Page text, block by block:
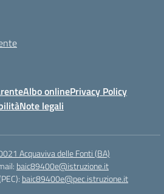
Albo onlinePrivacy Policy
Note legali
Acquaviva delle Fonti (BA)
baic89400e@istruzione.it
baic89400e@pec.istruzione.it